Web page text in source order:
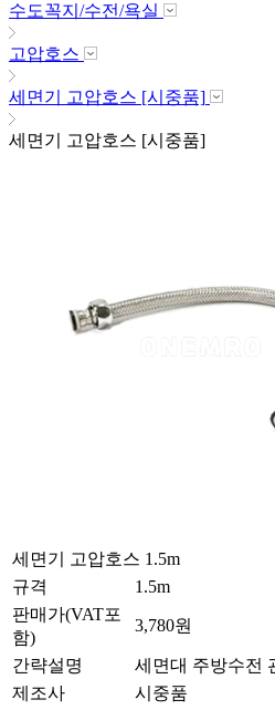
수도꼭지/수전/욕실
고압호스
세면기 고압호스 [시중품]
세면기 고압호스 [시중품]
세면기 고압호스 1.5m
규격
1.5m
판매가(VAT포
함)
3,780원
간략설명
세면대 주방수전
제조사
시중품